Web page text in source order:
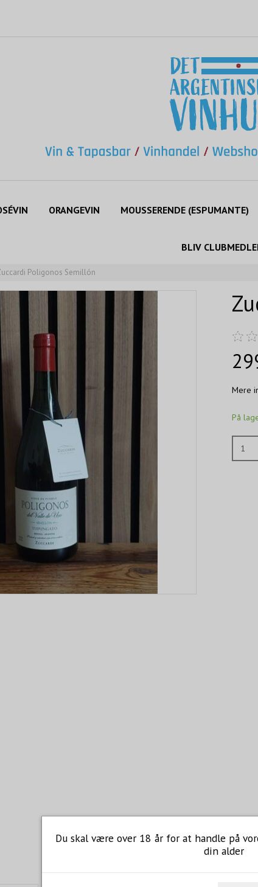
ORANGEVIN MOUSSERENDE (ESPUMANTE)
BLIV
Poligonos Semillón
Mere
På
Du skal være over 18 år for at handle på
din alder